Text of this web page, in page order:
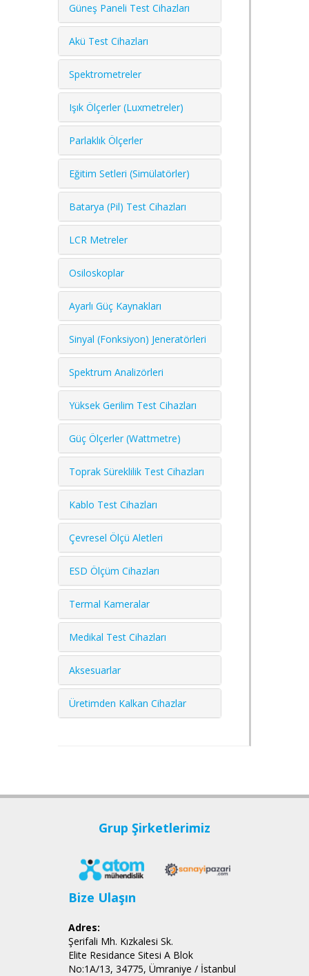
Güneş Paneli Test Cihazları
Akü Test Cihazları
Spektrometreler
Işık Ölçerler (Luxmetreler)
Parlaklık Ölçerler
Eğitim Setleri (Simülatörler)
Batarya (Pil) Test Cihazları
LCR Metreler
Osiloskoplar
Ayarlı Güç Kaynakları
Sinyal (Fonksiyon) Jeneratörleri
Spektrum Analizörleri
Yüksek Gerilim Test Cihazları
Güç Ölçerler (Wattmetre)
Toprak Süreklilik Test Cihazları
Kablo Test Cihazları
Çevresel Ölçü Aletleri
ESD Ölçüm Cihazları
Termal Kameralar
Medikal Test Cihazları
Aksesuarlar
Üretimden Kalkan Cihazlar
Grup Şirketlerimiz
Bize Ulaşın
Adres:
Şerifali Mh. Kızkalesi Sk.
Elite Residance Sitesi A Blok
No:1A/13, 34775, Ümraniye / İstanbul